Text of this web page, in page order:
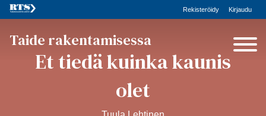
Rekisteröidy Kirjaudu
Taide rakentamisessa
Et tiedä kuinka kaunis
olet